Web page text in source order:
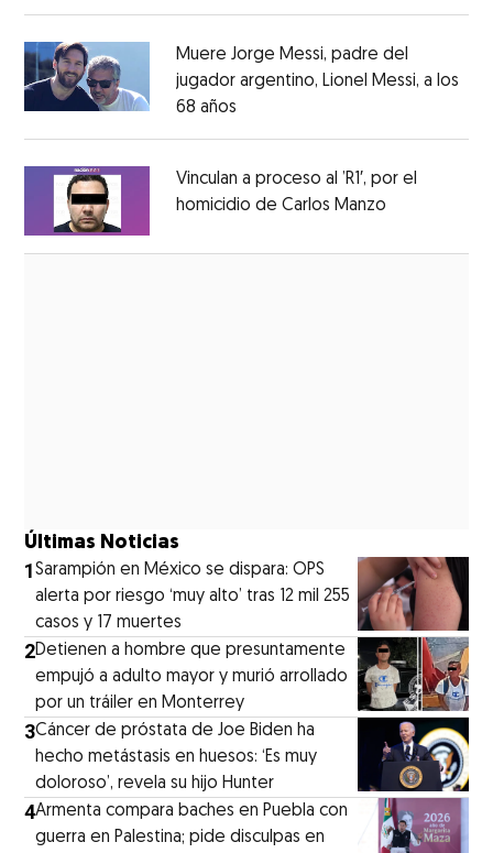
Muere Jorge Messi, padre del
jugador argentino, Lionel Messi, a los
68 años
Vinculan a proceso al ’R1′, por el
homicidio de Carlos Manzo
Últimas Noticias
1Sarampión en México se dispara: OPS
alerta por riesgo ‘muy alto’ tras 12 mil 255
casos y 17 muertes
2Detienen a hombre que presuntamente
empujó a adulto mayor y murió arrollado
por un tráiler en Monterrey
3Cáncer de próstata de Joe Biden ha
hecho metástasis en huesos: ‘Es muy
doloroso’, revela su hijo Hunter
4Armenta compara baches en Puebla con
guerra en Palestina; pide disculpas en